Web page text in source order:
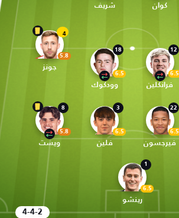
شريف كوان
4
5.8
جونز
18
6.5
وودكوك
12
6.5
فرانكلين
8
5.8
ويست
3
6.5
فلين
22
6.5
فيرجسون
1
6.5
رينشو
4-4-2